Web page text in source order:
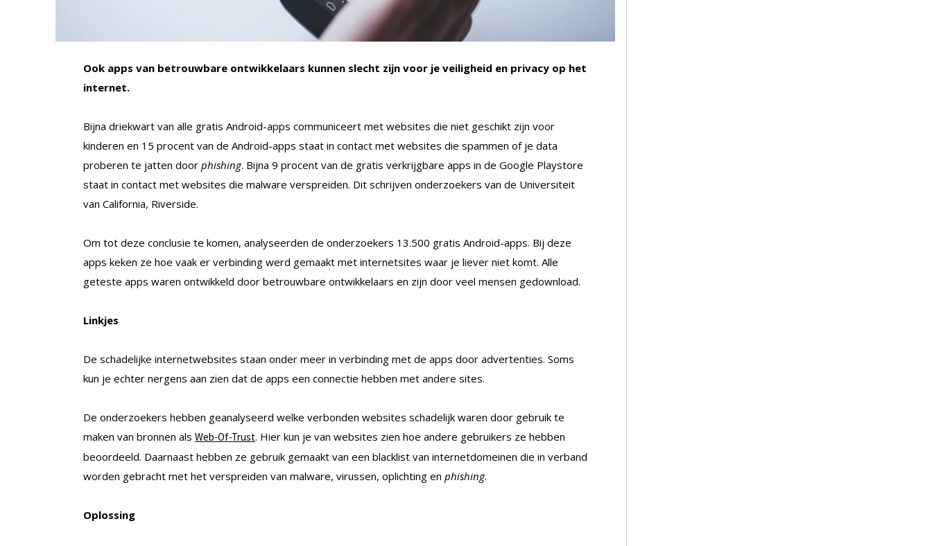
Ook apps van betrouwbare ontwikkelaars kunnen slecht zijn voor je veiligheid en privacy op het
internet.
Bijna driekwart van alle gratis Android-apps communiceert met websites die niet geschikt zijn voor
kinderen en 15 procent van de Android-apps staat in contact met websites die spammen of je data
proberen te jatten door phishing. Bijna 9 procent van de gratis verkrijgbare apps in de Google Playstore
staat in contact met websites die malware verspreiden. Dit schrijven onderzoekers van de Universiteit
van California, Riverside.
Om tot deze conclusie te komen, analyseerden de onderzoekers 13.500 gratis Android-apps. Bij deze
apps keken ze hoe vaak er verbinding werd gemaakt met internetsites waar je liever niet komt. Alle
geteste apps waren ontwikkeld door betrouwbare ontwikkelaars en zijn door veel mensen gedownload.
Linkjes
De schadelijke internetwebsites staan onder meer in verbinding met de apps door advertenties. Soms
kun je echter nergens aan zien dat de apps een connectie hebben met andere sites.
De onderzoekers hebben geanalyseerd welke verbonden websites schadelijk waren door gebruik te
maken van bronnen als Web-Of-Trust. Hier kun je van websites zien hoe andere gebruikers ze hebben
beoordeeld. Daarnaast hebben ze gebruik gemaakt van een blacklist van internetdomeinen die in verband
worden gebracht met het verspreiden van malware, virussen, oplichting en phishing.
Oplossing